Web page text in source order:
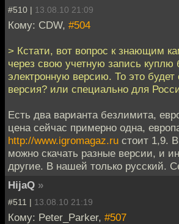
#510 | 13.08.10 21:09
Кому: CDW, #504
> Кстати, вот вопрос к знающим
через свою учетную запись
электронную версию. То это будет
версия? или специально для
Есть два варианта безлимита,
цена сейчас примерно одна,
http://www.igromagaz.ru стоит 1,9.
можно скачать разные версии, и
другие. В нашей только русский.
HijaQ »
#511 | 13.08.10 21:19
Кому: Peter_Parker, #507